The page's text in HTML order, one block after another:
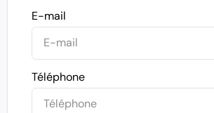
E-mail
Téléphone